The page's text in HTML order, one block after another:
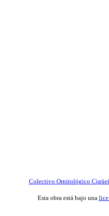
Colectivo Ornitológico
Esta obra está bajo una